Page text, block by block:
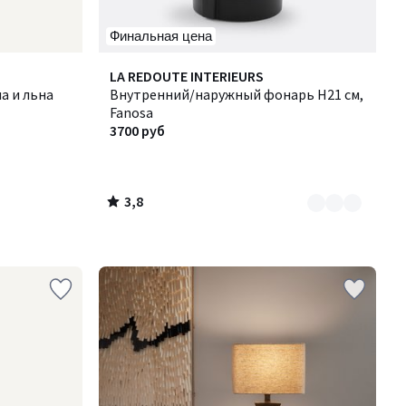
и льна
Финальная цена
LA REDOUTE INTERIEURS
Внутренний/наружный фонарь H21 см,
Fanosa
3700 руб
3,8
/ 5
Количество
цветов:
2
3,8
/